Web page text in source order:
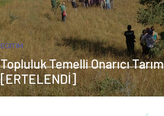
Topluluk Temelli Onarıcı Tarım
[ERTELENDİ]
EGITIM